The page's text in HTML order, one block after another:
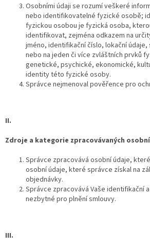
Osobními údaji se rozumí veškeré
nebo identifikovatelné fyzické osobě;
fyzickou osobou je fyzická osoba,
identifikovat, zejména odkazem na
jméno, identifikační číslo, lokační
nebo na jeden či více zvláštních prvků
genetické, psychické, ekonomické,
identity této fyzické osoby.
Správce nejmenoval pověřence pro
II.
Zdroje a kategorie zpracovávaných
Správce zpracovává osobní údaje,
osobní údaje, které správce získal na
objednávky.
Správce zpracovává Vaše identifikační
nezbytné pro plnění smlouvy.
III.